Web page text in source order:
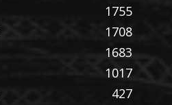
1755
1708
1683
1017
427